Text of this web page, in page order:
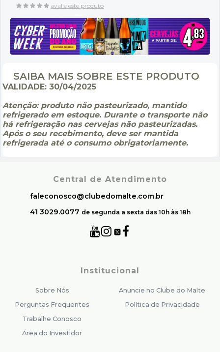
avalie este produto
SAIBA MAIS SOBRE ESTE PRODUTO
VALIDADE: 30/04/2025
Atenção: produto não pasteurizado, mantido
refrigerado em estoque. Durante o transporte não
há refrigeração nas cervejas não pasteurizadas.
Após o seu recebimento, deve ser mantida
refrigerada até o consumo obrigatoriamente.
Central de Atendimento
faleconosco@clubedomalte.com.br
41 3029.0077 de segunda a sexta das 10h às 18h
Institucional
Sobre Nós
Perguntas Frequentes
Trabalhe Conosco
Área do Investidor
Anuncie no Clube do Malte
Política de Privacidade